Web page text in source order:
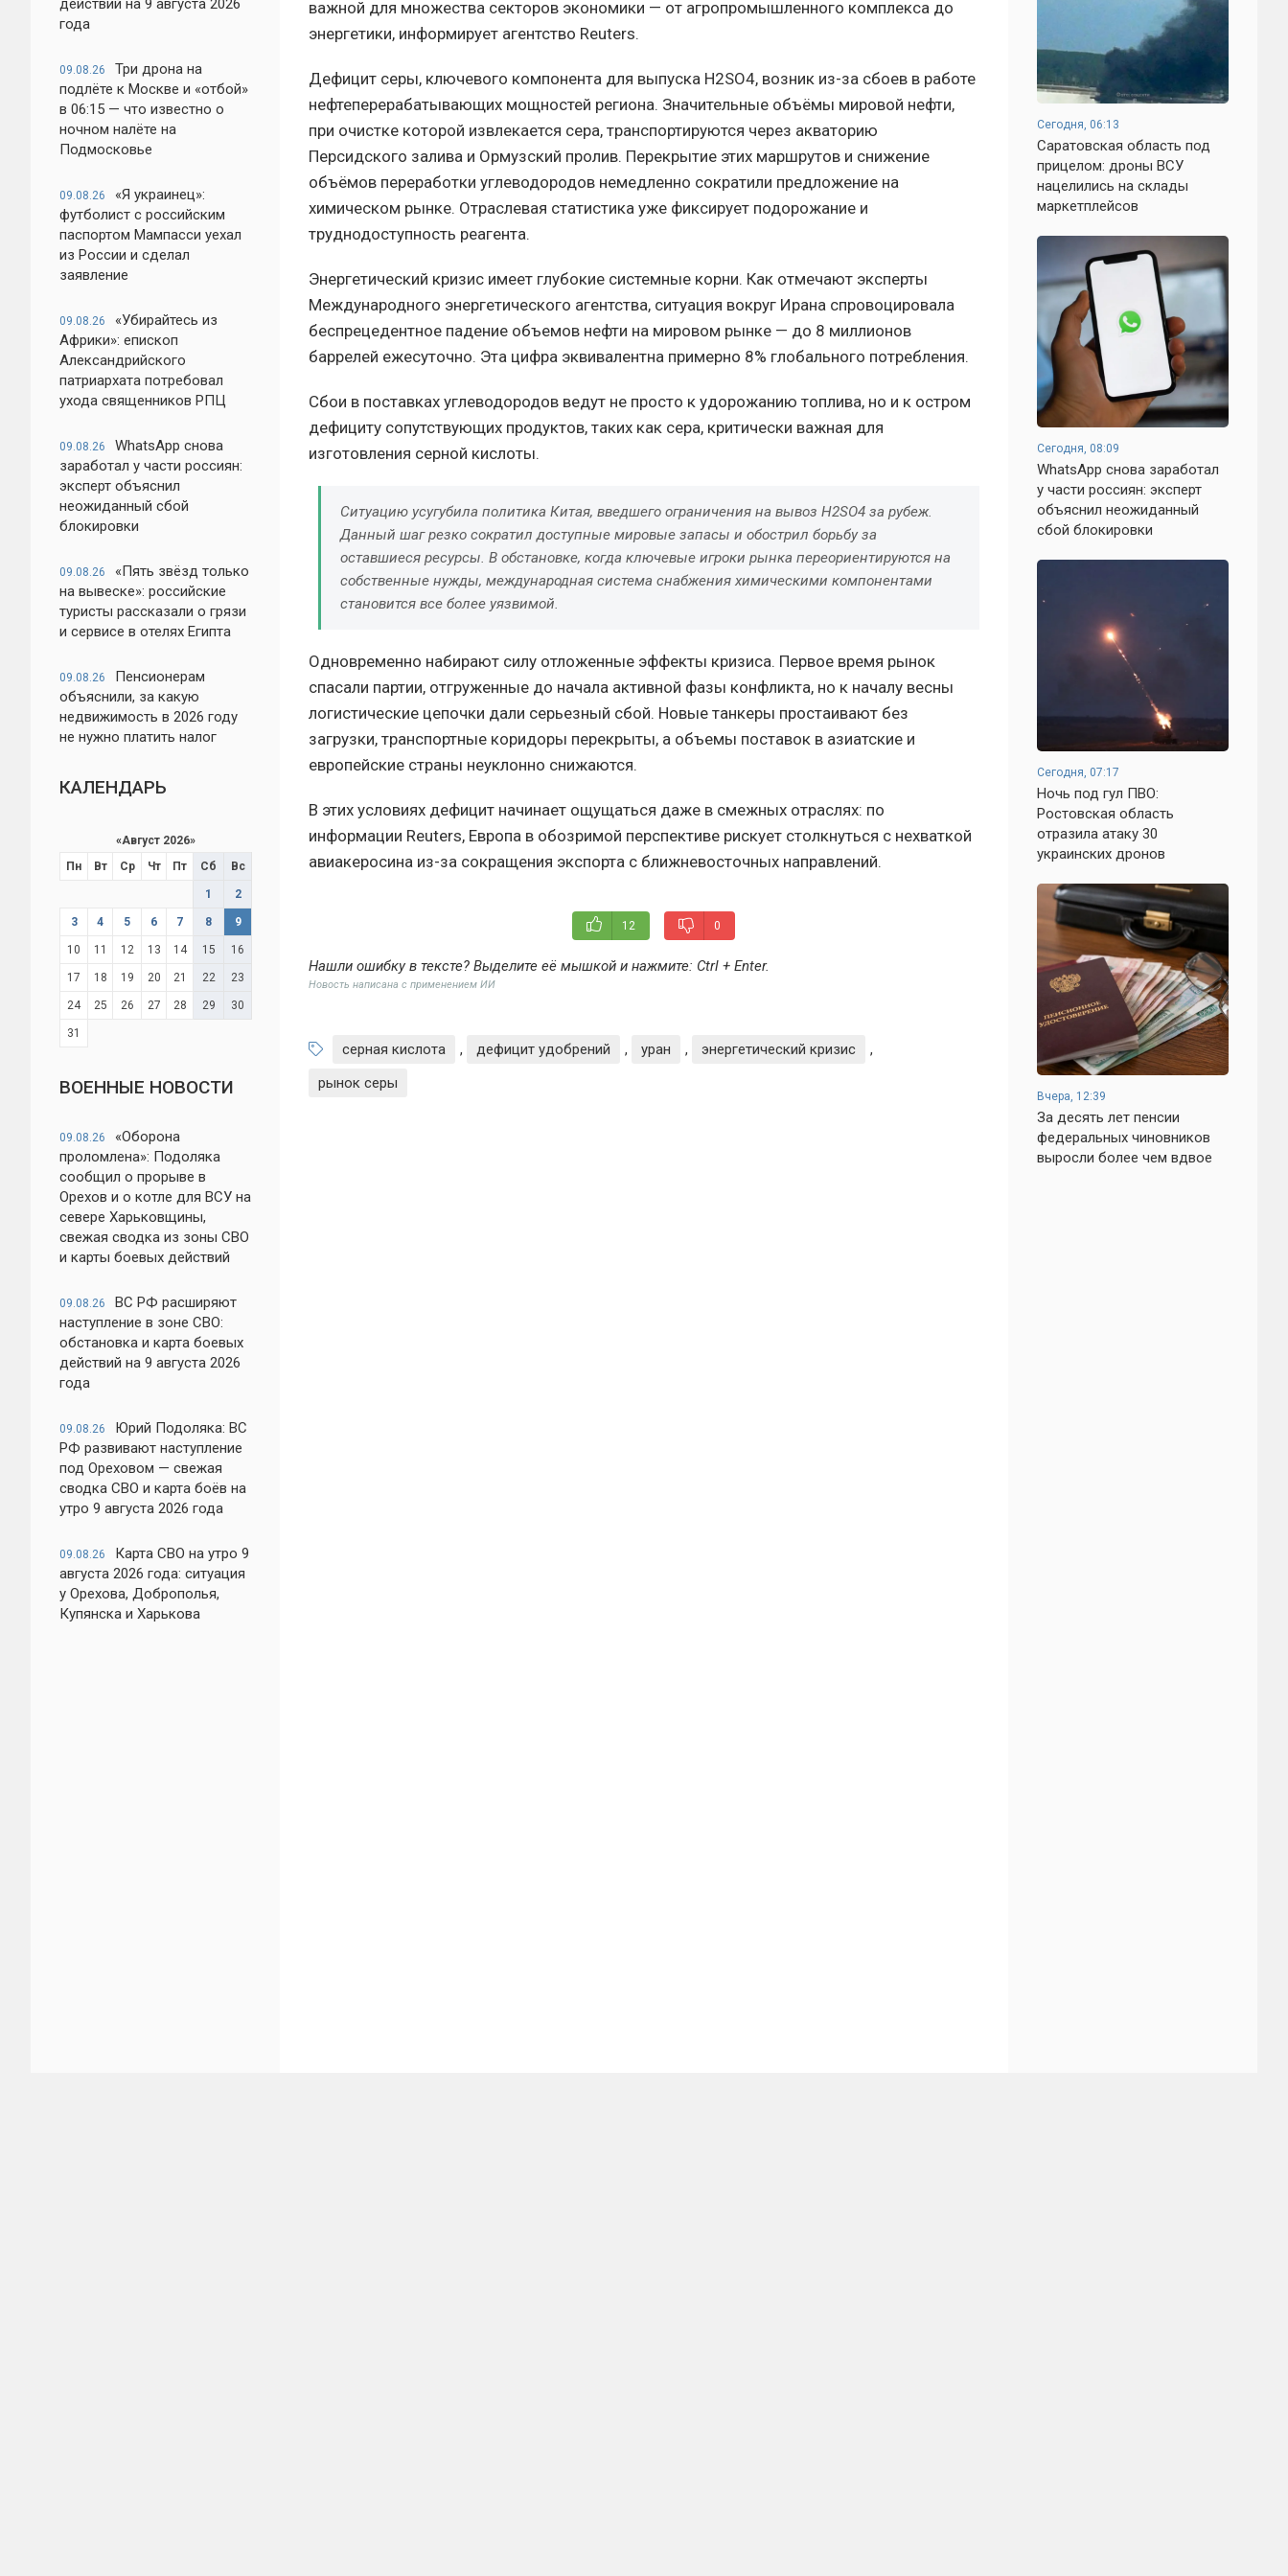
действий на 9 августа 2026
года
09.08.26
Три дрона на
подлёте к Москве и «отбой»
в 06:15 — что известно о
ночном налёте на
Подмосковье
09.08.26
«Я украинец»:
футболист с российским
паспортом Мампасси уехал
из России и сделал
заявление
09.08.26
«Убирайтесь из
Африки»: епископ
Александрийского
патриархата потребовал
ухода священников РПЦ
09.08.26
WhatsApp снова
заработал у части россиян:
эксперт объяснил
неожиданный сбой
блокировки
09.08.26
«Пять звёзд только
на вывеске»: российские
туристы рассказали о грязи
и сервисе в отелях Египта
09.08.26
Пенсионерам
объяснили, за какую
недвижимость в 2026 году
не нужно платить налог
КАЛЕНДАРЬ
«Август 2026»
Пн
Вт Ср Чт Пт Сб Вс
1 2
3 4 5 6 7 8 9
10 11 12 13 14 15 16
17 18 19 20 21 22 23
24 25 26 27 28 29 30
31
ВОЕННЫЕ НОВОСТИ
09.08.26
«Оборона
проломлена»: Подоляка
сообщил о прорыве в
Орехов и о котле для ВСУ на
севере Харьковщины,
свежая сводка из зоны СВО
и карты боевых действий
09.08.26
ВС РФ расширяют
наступление в зоне СВО:
обстановка и карта боевых
действий на 9 августа 2026
года
09.08.26
Юрий Подоляка: ВС
РФ развивают наступление
под Ореховом — свежая
сводка СВО и карта боёв на
утро 9 августа 2026 года
09.08.26
Карта СВО на утро 9
августа 2026 года: ситуация
у Орехова, Доброполья,
Купянска и Харькова
важной для множества секторов экономики — от агропромышленного комплекса до
энергетики, информирует агентство Reuters.
Дефицит серы, ключевого компонента для выпуска H2SO4, возник из-за сбоев в работе
нефтеперерабатывающих мощностей региона. Значительные объёмы мировой нефти,
при очистке которой извлекается сера, транспортируются через акваторию
Персидского залива и Ормузский пролив. Перекрытие этих маршрутов и снижение
объёмов переработки углеводородов немедленно сократили предложение на
химическом рынке. Отраслевая статистика уже фиксирует подорожание и
труднодоступность реагента.
Энергетический кризис имеет глубокие системные корни. Как отмечают эксперты
Международного энергетического агентства, ситуация вокруг Ирана спровоцировала
беспрецедентное падение объемов нефти на мировом рынке — до 8 миллионов
баррелей ежесуточно. Эта цифра эквивалентна примерно 8% глобального потребления.
Сбои в поставках углеводородов ведут не просто к удорожанию топлива, но и к остром
дефициту сопутствующих продуктов, таких как сера, критически важная для
изготовления серной кислоты.
Ситуацию усугубила политика Китая, введшего ограничения на вывоз H2SO4 за рубеж.
Данный шаг резко сократил доступные мировые запасы и обострил борьбу за
оставшиеся ресурсы. В обстановке, когда ключевые игроки рынка переориентируются на
собственные нужды, международная система снабжения химическими компонентами
становится все более уязвимой.
Одновременно набирают силу отложенные эффекты кризиса. Первое время рынок
спасали партии, отгруженные до начала активной фазы конфликта, но к началу весны
логистические цепочки дали серьезный сбой. Новые танкеры простаивают без
загрузки, транспортные коридоры перекрыты, а объемы поставок в азиатские и
европейские страны неуклонно снижаются.
В этих условиях дефицит начинает ощущаться даже в смежных отраслях: по
информации Reuters, Европа в обозримой перспективе рискует столкнуться с нехваткой
авиакеросина из-за сокращения экспорта с ближневосточных направлений.
12 0
Нашли ошибку в тексте? Выделите её мышкой и нажмите: Ctrl + Enter.
Новость написана с применением ИИ
серная кислота , дефицит удобрений , уран , энергетический кризис
,
рынок серы
Сегодня, 06:13
Саратовская область под
прицелом: дроны ВСУ
нацелились на склады
маркетплейсов
Сегодня, 08:09
WhatsApp снова заработал
у части россиян: эксперт
объяснил неожиданный
сбой блокировки
Сегодня, 07:17
Ночь под гул ПВО:
Ростовская область
отразила атаку 30
украинских дронов
Вчера, 12:39
За десять лет пенсии
федеральных чиновников
выросли более чем вдвое